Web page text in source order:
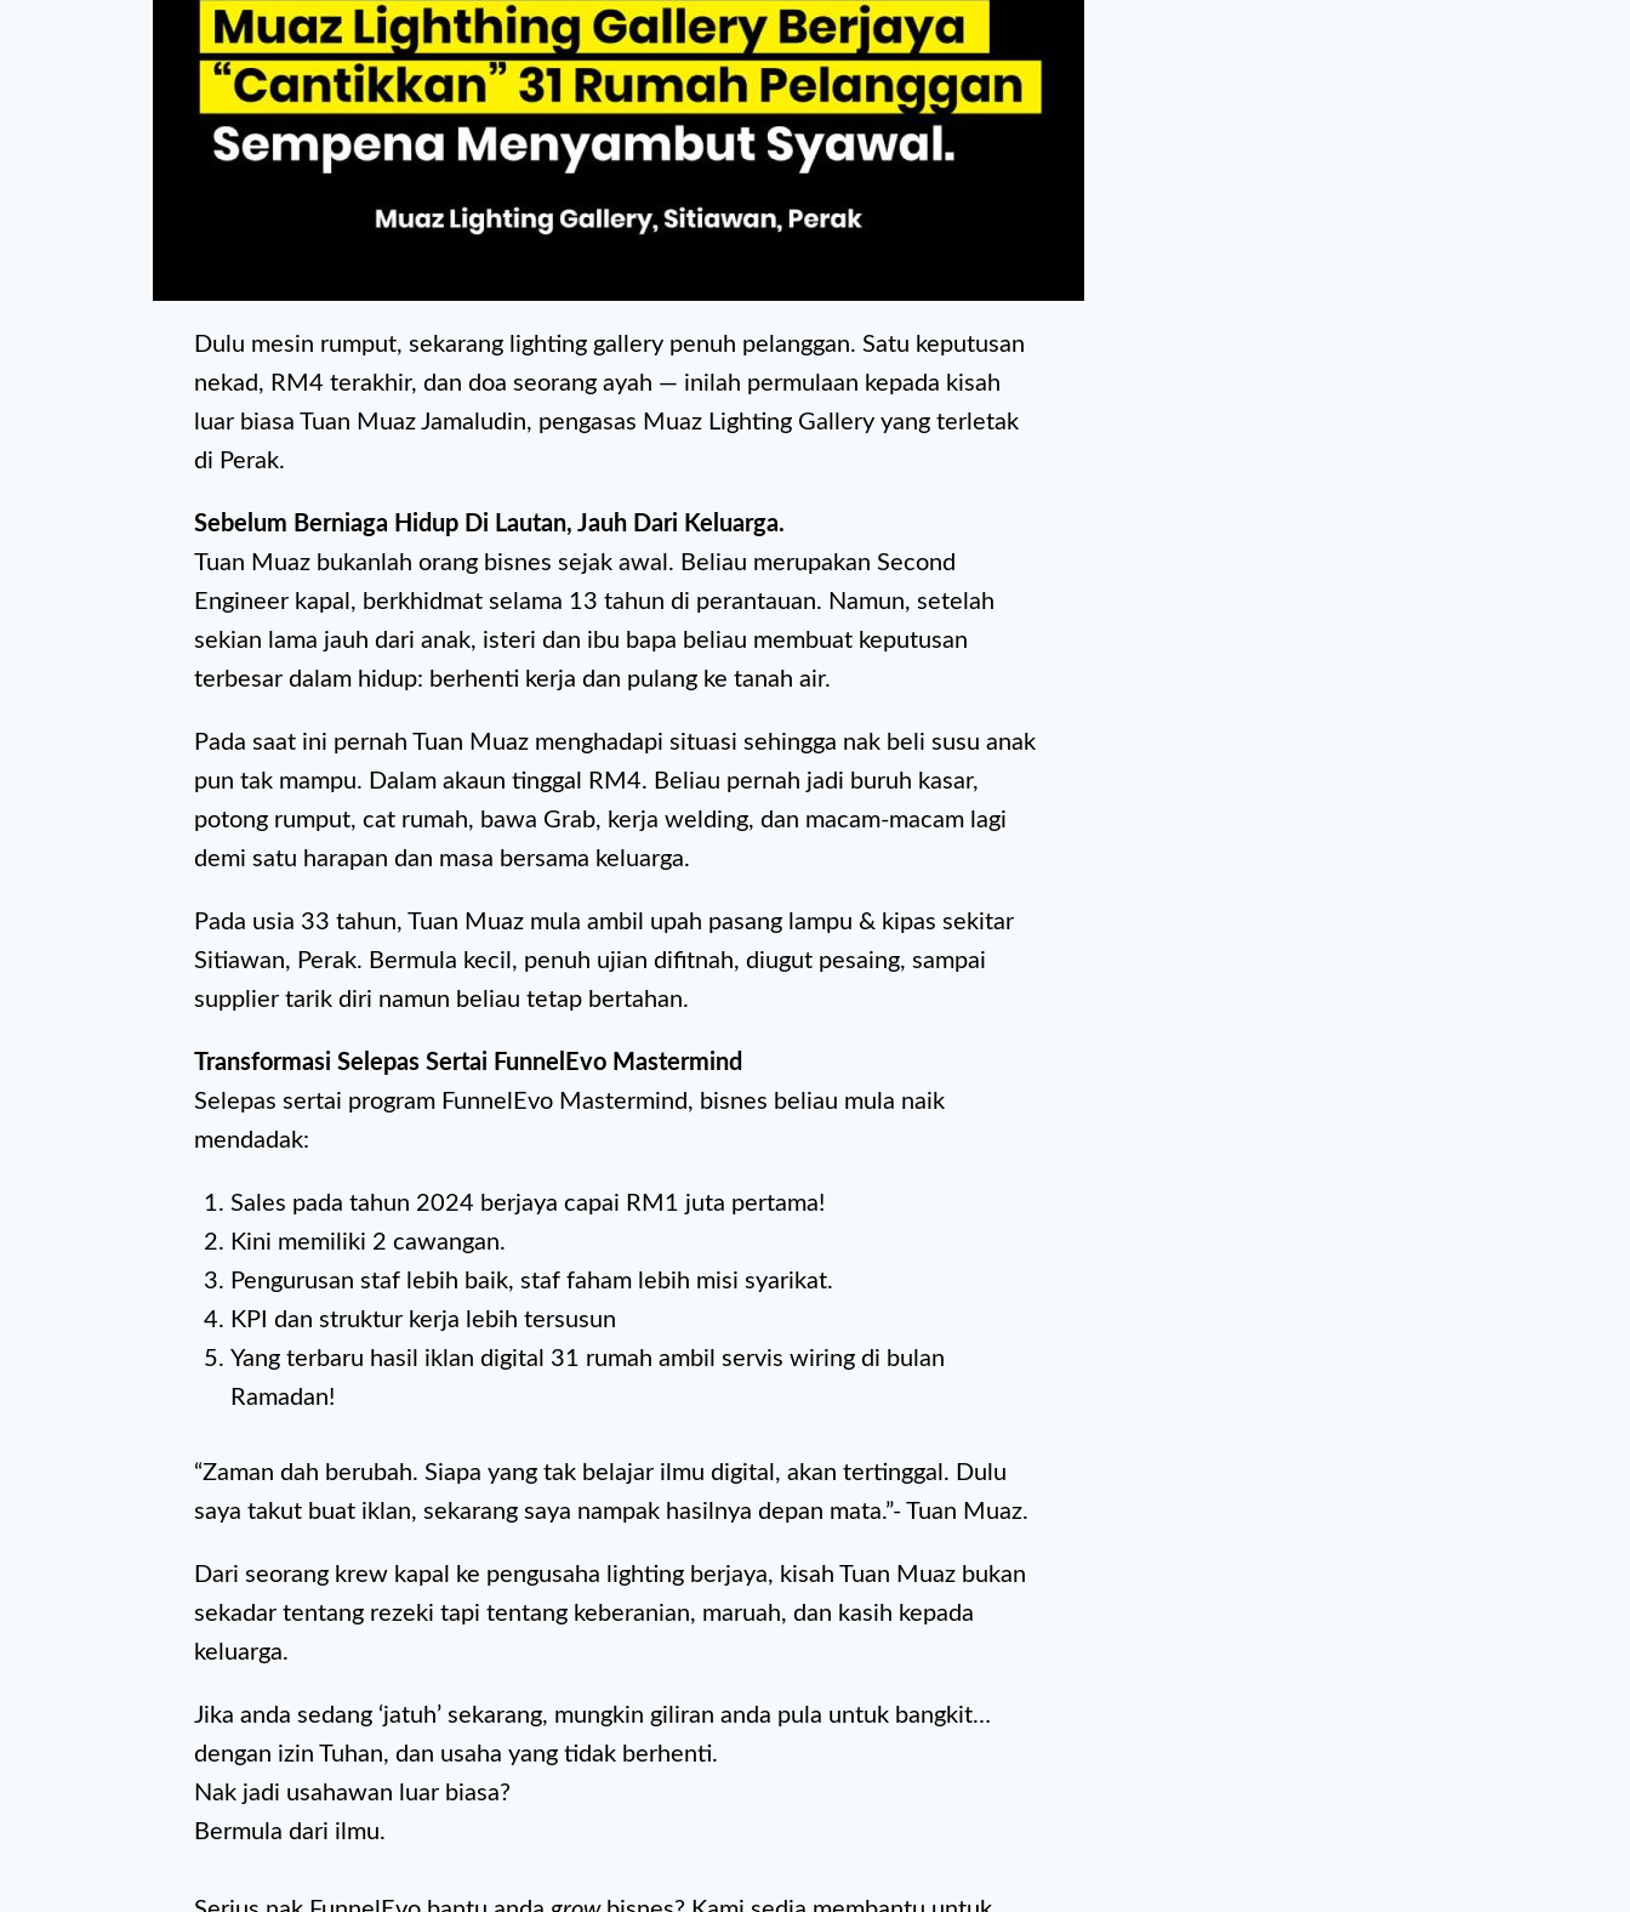
Dulu mesin rumput, sekarang lighting gallery penuh pelanggan. Satu keputusan
nekad, RM4 terakhir, dan doa seorang ayah — inilah permulaan kepada kisah
luar biasa Tuan Muaz Jamaludin, pengasas Muaz Lighting Gallery yang terletak
di Perak.
Sebelum Berniaga Hidup Di Lautan, Jauh Dari Keluarga.
Tuan Muaz bukanlah orang bisnes sejak awal. Beliau merupakan Second
Engineer kapal, berkhidmat selama 13 tahun di perantauan. Namun, setelah
sekian lama jauh dari anak, isteri dan ibu bapa beliau membuat keputusan
terbesar dalam hidup: berhenti kerja dan pulang ke tanah air.
Pada saat ini pernah Tuan Muaz menghadapi situasi sehingga nak beli susu anak
pun tak mampu. Dalam akaun tinggal RM4. Beliau pernah jadi buruh kasar,
potong rumput, cat rumah, bawa Grab, kerja welding, dan macam-macam lagi
demi satu harapan dan masa bersama keluarga.
Pada usia 33 tahun, Tuan Muaz mula ambil upah pasang lampu & kipas sekitar
Sitiawan, Perak. Bermula kecil, penuh ujian difitnah, diugut pesaing, sampai
supplier tarik diri namun beliau tetap bertahan.
Transformasi Selepas Sertai FunnelEvo Mastermind
Selepas sertai program FunnelEvo Mastermind, bisnes beliau mula naik
mendadak:
Sales pada tahun 2024 berjaya capai RM1 juta pertama!
Kini memiliki 2 cawangan.
Pengurusan staf lebih baik, staf faham lebih misi syarikat.
KPI dan struktur kerja lebih tersusun
Yang terbaru hasil iklan digital 31 rumah ambil servis wiring di bulan
Ramadan!
“Zaman dah berubah. Siapa yang tak belajar ilmu digital, akan tertinggal. Dulu
saya takut buat iklan, sekarang saya nampak hasilnya depan mata.”- Tuan Muaz.
Dari seorang krew kapal ke pengusaha lighting berjaya, kisah Tuan Muaz bukan
sekadar tentang rezeki tapi tentang keberanian, maruah, dan kasih kepada
keluarga.
Jika anda sedang ‘jatuh’ sekarang, mungkin giliran anda pula untuk bangkit…
dengan izin Tuhan, dan usaha yang tidak berhenti.
Nak jadi usahawan luar biasa?
Bermula dari ilmu.